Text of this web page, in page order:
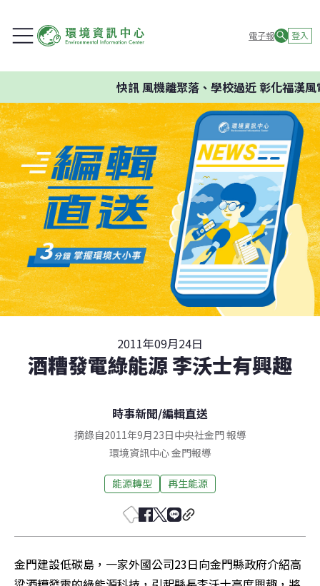
電子報 登入
快訊風機離聚落、學校過近 彰化福漢風
2011年09月24日
酒糟發電綠能源 李沃士有興趣
時事新聞/編輯直送
摘錄自2011年9月23日中央社金門 報導
環境資訊中心金門報導
能源轉型 再生能源
金門建設低碳島，一家外國公司23日向金門縣政府介紹高